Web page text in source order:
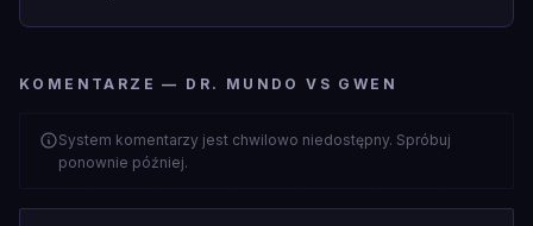
KOMENTARZE — DR. MUNDO VS GWEN
System komentarzy jest chwilowo niedostępny. Spróbuj
ponownie później.